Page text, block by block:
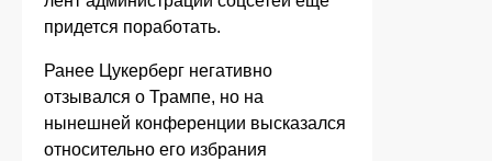
придется поработать.
Ранее Цукерберг негативно
отзывался о Трампе, но на
нынешней конференции высказался
относительно его избрания